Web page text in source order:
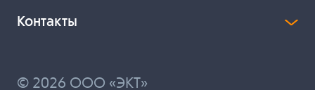
Контакты
© 2026 ООО «ЭКТ»